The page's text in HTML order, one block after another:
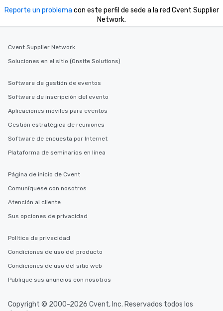
Reporte un problema con este perfil de sede a la red Cvent Supplier
Network.
Cvent Supplier Network
Soluciones en el sitio (Onsite Solutions)
Software de gestión de eventos
Software de inscripción del evento
Aplicaciones móviles para eventos
Gestión estratégica de reuniones
Software de encuesta por Internet
Plataforma de seminarios en línea
Página de inicio de Cvent
Comuníquese con nosotros
Atención al cliente
Sus opciones de privacidad
Política de privacidad
Condiciones de uso del producto
Condiciones de uso del sitio web
Publique sus anuncios con nosotros
Copyright © 2000-2026 Cvent, Inc. Reservados todos los